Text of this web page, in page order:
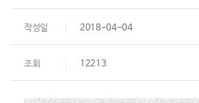
작성일 2018-04-04
조회 12213